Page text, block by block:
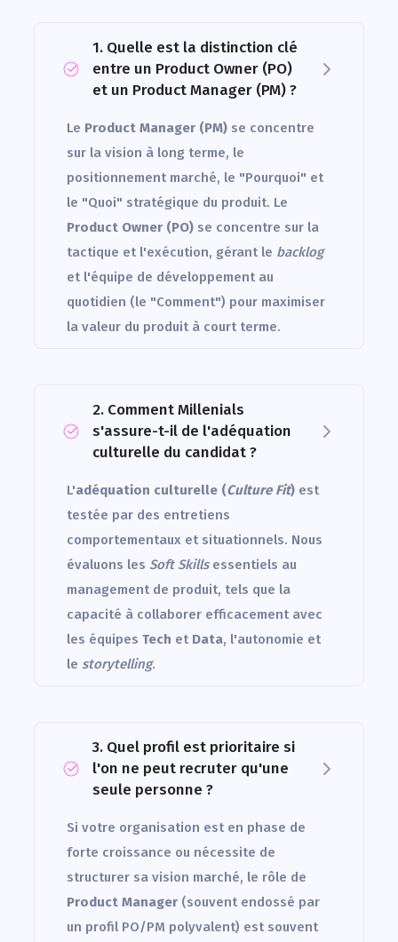
1. Quelle est la distinction clé
entre un Product Owner (PO)
et un Product Manager (PM) ?
Le Product Manager (PM) se concentre
sur la vision à long terme, le
positionnement marché, le "Pourquoi" et
le "Quoi" stratégique du produit. Le
Product Owner (PO) se concentre sur la
tactique et l'exécution, gérant le backlog
et l'équipe de développement au
quotidien (le "Comment") pour maximiser
la valeur du produit à court terme.
2. Comment Millenials
s'assure-t-il de l'adéquation
culturelle du candidat ?
L'adéquation culturelle (Culture Fit) est
testée par des entretiens
comportementaux et situationnels. Nous
évaluons les Soft Skillsessentiels au
management de produit, tels que la
capacité à collaborer efficacement avec
les équipes Tech et Data, l'autonomie et
le storytelling.
3. Quel profil est prioritaire si
l'on ne peut recruter qu'une
seule personne ?
Si votre organisation est en phase de
forte croissance ou nécessite de
structurer sa vision marché, le rôle de
Product Manager (souvent endossé par
un profil PO/PM polyvalent) est souvent